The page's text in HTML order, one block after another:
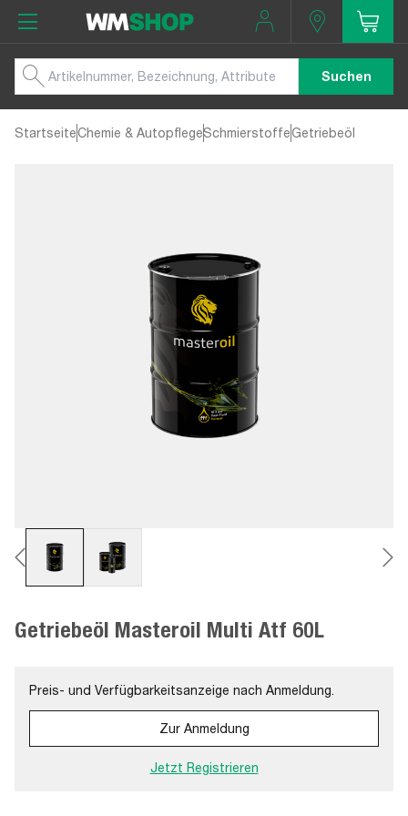
Suchen
StartseiteChemie & AutopflegeSchmierstoffeGetriebeöl
Getriebeöl Masteroil Multi Atf 60L
Preis- und Verfügbarkeitsanzeige nach Anmeldung.
Zur Anmeldung
Jetzt Registrieren